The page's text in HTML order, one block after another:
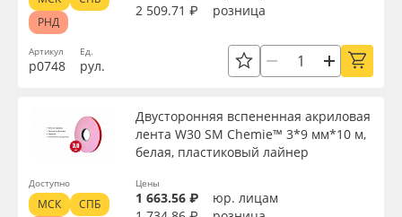
Артикул
р0748
Ед.
рул.
2 509.71 ₽
розница
РНД
Двусторонняя вспененная акриловая
лента W30 SM Chemie™ 3*9 мм*10 м,
белая, пластиковый лайнер
Цены
1 663.56 ₽
юр. лицам
Доступно
МСК
СПБ